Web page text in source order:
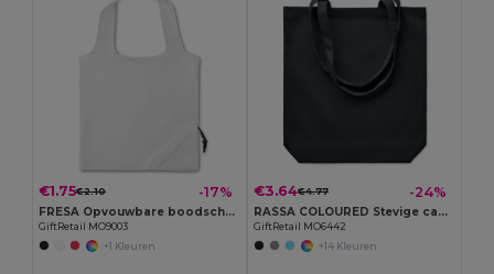
€1.75€2.10 -17%
FRESA Opvouwbare boodschappentas
GiftRetail MO9003
+1 Kleuren
€3.64€4.77 -24%
RASSA COLOURED Stevige canvas boodschappentas
GiftRetail MO6442
+14 Kleuren